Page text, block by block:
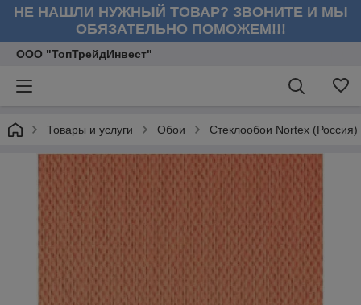
НЕ НАШЛИ НУЖНЫЙ ТОВАР? ЗВОНИТЕ И МЫ
ОБЯЗАТЕЛЬНО ПОМОЖЕМ!!!
ООО "ТопТрейдИнвест"
Товары и услуги Обои Cтеклообои Nortex (Россия)